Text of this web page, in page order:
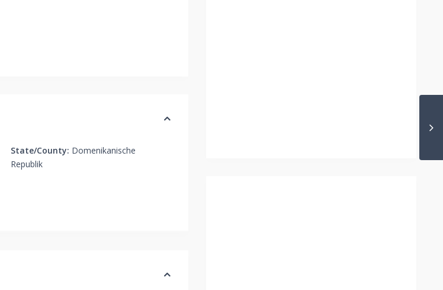
State/County: Domenikanische
Republik